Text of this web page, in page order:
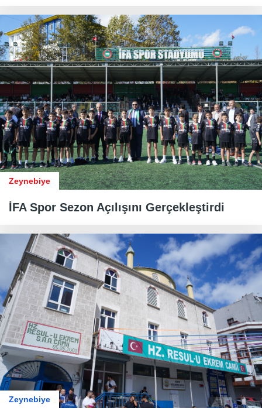
Zeynebiye
İFA Spor Sezon Açılışını Gerçekleştirdi
Zeynebiye